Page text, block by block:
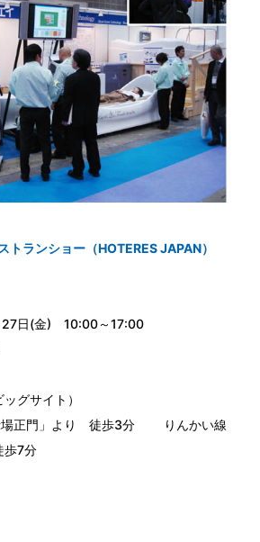
トランショー（HOTERES JAPAN）
27日(金) 10:00～17:00
ッグサイト）
場正門」より 徒歩3分 りんかい線
歩7分